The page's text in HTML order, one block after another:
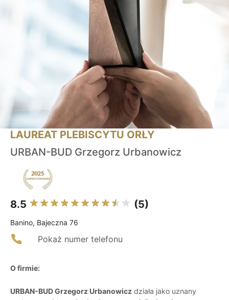
LAUREAT PLEBISCYTU ORŁY
URBAN-BUD Grzegorz Urbanowicz
8.5 (5)
Banino, Bajeczna 76
Pokaż numer telefonu
O firmie:
URBAN-BUD Grzegorz Urbanowicz działa jako uznany